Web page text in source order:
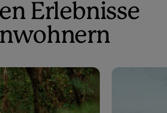
Erlebnisse